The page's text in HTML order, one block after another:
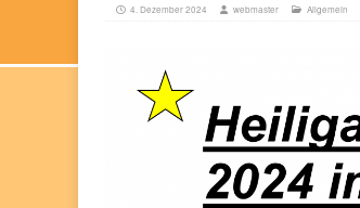
4. Dezember 2024 webmaster Allgemein